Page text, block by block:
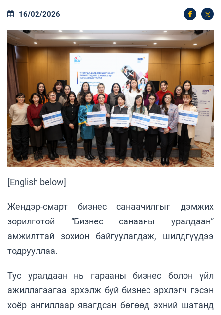
16/02/2026
[English below]
Жендэр-смарт бизнес санаачилгыг дэмжих
зорилготой “Бизнес санааны уралдаан”
амжилттай зохион байгуулагдаж, шилдгүүдээ
тодрууллаа.
Тус уралдаан нь гарааны бизнес болон үйл
ажиллагаагаа эрхэлж буй бизнес эрхлэгч гэсэн
хоёр ангиллаар явагдсан бөгөөд эхний шатанд